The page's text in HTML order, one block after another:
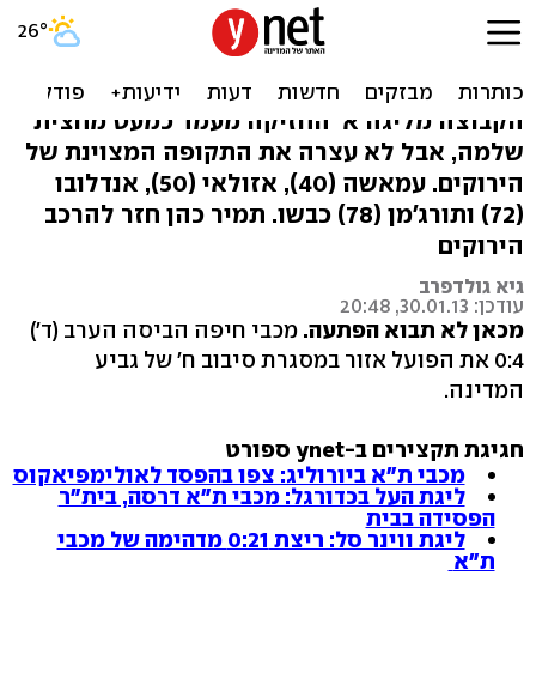
גביע המדינה: 0:4 למכבי חיפה
על הפועל אזור
הקבוצה מליגה א' החזיקה מעמד כמעט מחצית
שלמה, אבל לא עצרה את התקופה המצוינת של
הירוקים. עמאשה (40), אזולאי (50), אנדלובו
(72) ותורג'מן (78) כבשו. תמיר כהן חזר להרכב
הירוקים
גיא גולדפרב
עודכן: 30.01.13, 20:48
מכאן לא תבוא הפתעה. מכבי חיפה הביסה הערב (ד')
0:4 את הפועל אזור במסגרת סיבוב ח' של גביע
המדינה.
חגיגת תקצירים ב-ynet ספורט
מכבי ת"א ביורוליג: צפו בהפסד לאולימפיאקוס
ליגת העל בכדורגל: מכבי ת"א דרסה, בית"ר
הפסידה בבית
ליגת ווינר סל: ריצת 0:21 מדהימה של מכבי
ת"א